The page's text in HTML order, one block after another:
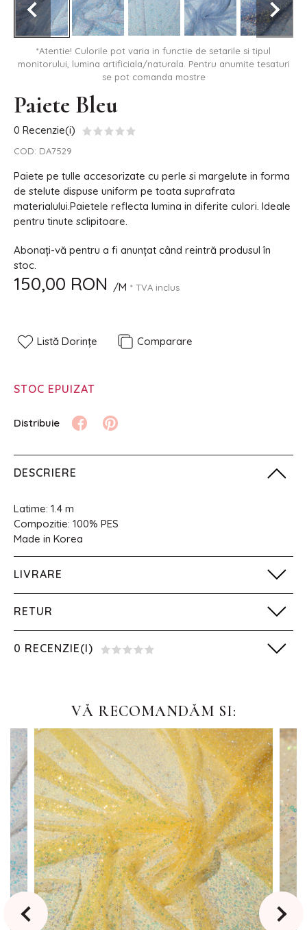
*Atentie! Culorile pot varia in functie de setarile si tipul
monitorului, lumina artificiala/naturala. Pentru anumite tesaturi
se pot comanda mostre
Paiete Bleu
0 Recenzie(i)
COD: DA7529
Paiete pe tulle accesorizate cu perle si margelute in forma
de stelute dispuse uniform pe toata suprafrata
materialului.Paietele reflecta lumina in diferite culori. Ideale
pentru tinute sclipitoare.
Abonați-vă pentru a fi anunțat când reintră produsul în
stoc.
150,00 RON /M * TVA inclus
Listă Dorințe Comparare
STOC EPUIZAT
DESCRIERE
Latime: 1.4 m
Compozitie: 100% PES
Made in Korea
LIVRARE
RETUR
0 RECENZIE(I)
VĂ RECOMANDĂM SI: